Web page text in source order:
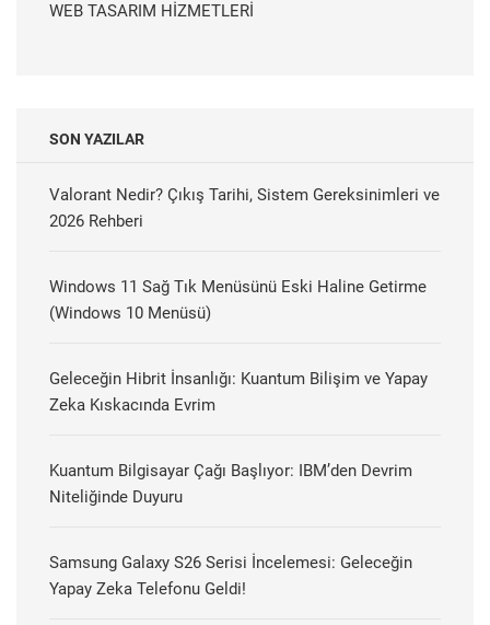
WEB TASARIM HİZMETLERİ
SON YAZILAR
Valorant Nedir? Çıkış Tarihi, Sistem Gereksinimleri ve
2026 Rehberi
Windows 11 Sağ Tık Menüsünü Eski Haline Getirme
(Windows 10 Menüsü)
Geleceğin Hibrit İnsanlığı: Kuantum Bilişim ve Yapay
Zeka Kıskacında Evrim
Kuantum Bilgisayar Çağı Başlıyor: IBM’den Devrim
Niteliğinde Duyuru
Samsung Galaxy S26 Serisi İncelemesi: Geleceğin
Yapay Zeka Telefonu Geldi!